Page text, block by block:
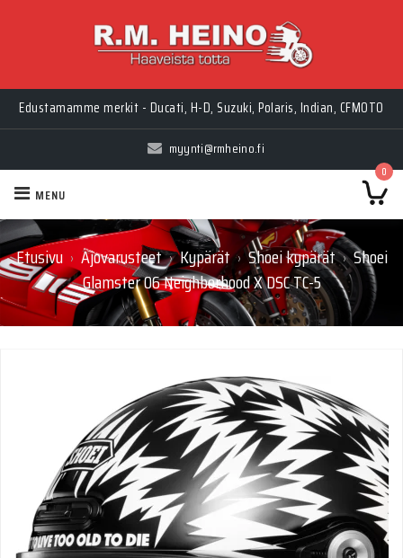
Myynti Ma-Pe 10-18, La 10-14, Huolto Ma-Pe 9-17
Edustamamme merkit - Ducati, H-D, Suzuki, Polaris, Indian, CFMOTO
myynti@rmheino.fi
0
MENU
Etusivu › Ajovarusteet › Kypärät › Shoei kypärät › Shoei
Glamster 06 Neighborhood X DSC TC-5